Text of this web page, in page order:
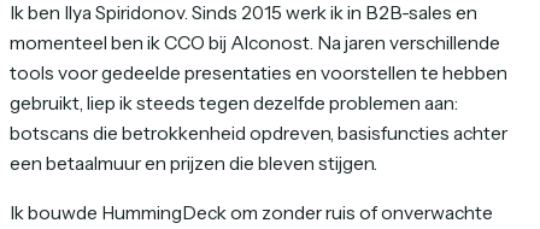
Ik ben Ilya Spiridonov. Sinds 2015 werk ik in B2B-sales en
momenteel ben ik CCO bij Alconost. Na jaren verschillende
tools voor gedeelde presentaties en voorstellen te hebben
gebruikt, liep ik steeds tegen dezelfde problemen aan:
botscans die betrokkenheid opdreven, basisfuncties achter
een betaalmuur en prijzen die bleven stijgen.
Ik bouwde HummingDeck om zonder ruis of onverwachte